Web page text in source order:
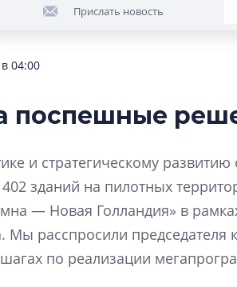
Прислать новость
04:00
поспешные
и стратегическому развитию
зданий на пилотных
— Новая Голландия» в
Мы расспросили председателя
по реализации